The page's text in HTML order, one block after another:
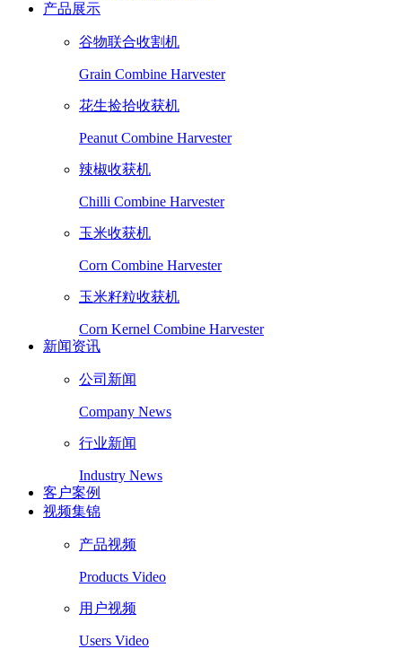
产品展示
谷物联合收割机
Grain Combine Harvester
花生捡拾收获机
Peanut Combine Harvester
辣椒收获机
Chilli Combine Harvester
玉米收获机
Corn Combine Harvester
玉米籽粒收获机
Corn Kernel Combine Harvester
新闻资讯
公司新闻
Company News
行业新闻
Industry News
客户案例
视频集锦
产品视频
Products Video
用户视频
Users Video